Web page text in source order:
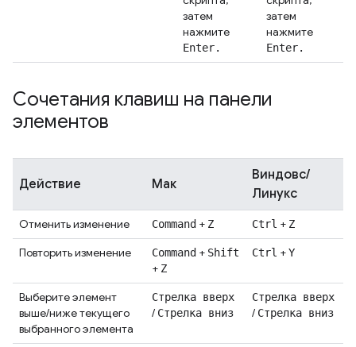
затем
нажмите
Enter.
затем
нажмите
Enter.
Сочетания клавиш на панели
элементов
Действие Мак
Виндовс/
Линукс
Отменить изменение Command + Z Ctrl + Z
Повторить изменение Command + Shift
+ Z
Ctrl +Y
Выберите элемент
выше/ниже текущего
выбранного элемента
Стрелка вверх
/ Стрелка вниз
Стрелка вверх
/ Стрелка вниз